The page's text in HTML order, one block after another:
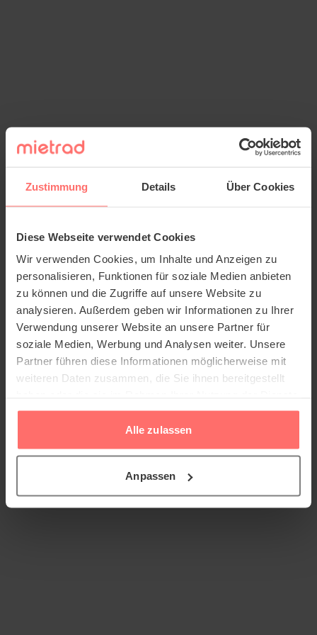
Zustimmung Details Über Cookies
Diese Webseite verwendet Cookies
Wir verwenden Cookies, um Inhalte und Anzeigen zu
personalisieren, Funktionen für soziale Medien anbieten
zu können und die Zugriffe auf unsere Website zu
analysieren. Außerdem geben wir Informationen zu Ihrer
Verwendung unserer Website an unsere Partner für
soziale Medien, Werbung und Analysen weiter. Unsere
Partner führen diese Informationen möglicherweise mit
weiteren Daten zusammen, die Sie ihnen bereitgestellt
gesammelt haben.
Alle zulassen
Anpassen